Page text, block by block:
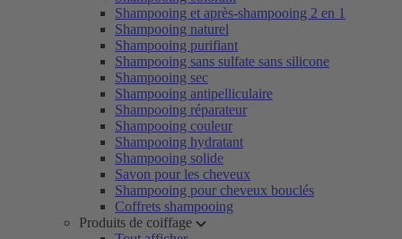
Shampooing et après-shampooing 2 en 1
Shampooing naturel
Shampooing purifiant
Shampooing sans sulfate sans silicone
Shampooing sec
Shampooing antipelliculaire
Shampooing réparateur
Shampooing couleur
Shampooing hydratant
Shampooing solide
Savon pour les cheveux
Shampooing pour cheveux bouclés
Coffrets shampooing
Produits de coiffage